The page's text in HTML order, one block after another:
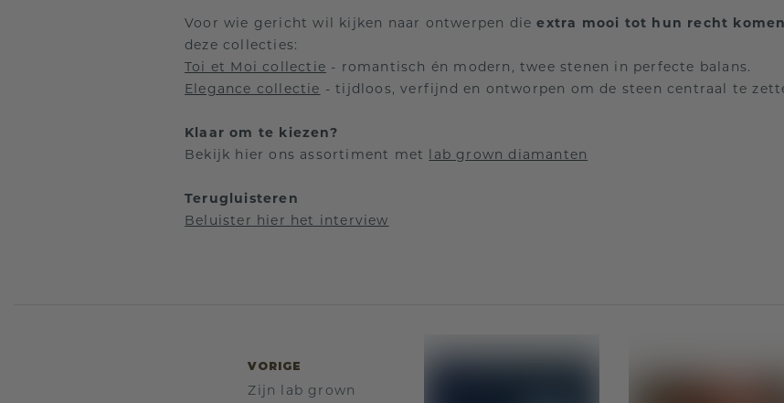
Voor wie gericht wil kijken naar ontwerpen dieextra mooi tot hun recht
deze collecties:
Toi et Moi collectie - romantisch én modern, twee stenen in perfecte balans.
Elegance collectie - tijdloos, verfijnd en ontworpen om de steen centraal te
Klaar om te kiezen?
Bekijk hier ons assortiment met lab grown diamanten
Terugluisteren
Beluister hier het interview
VORIGE
Zijn lab grown